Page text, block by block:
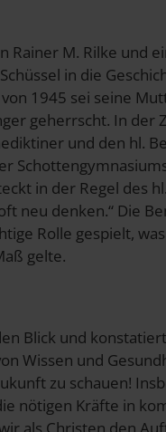
Rainer M. Rilke und
in die
1945 sei seine
geherrscht. In der
und den hl.
in der Regel des
neu denken.“ Die
Rolle gespielt,
gelte.
Blick und
Wissen und
zu schauen!
nötigen Kräfte in